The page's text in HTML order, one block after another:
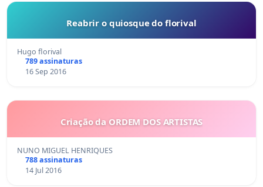
Reabrir o quiosque do florival
Hugo florival
789 assinaturas
16 Sep 2016
Criação da ORDEM DOS ARTISTAS
NUNO MIGUEL HENRIQUES
788 assinaturas
14 Jul 2016